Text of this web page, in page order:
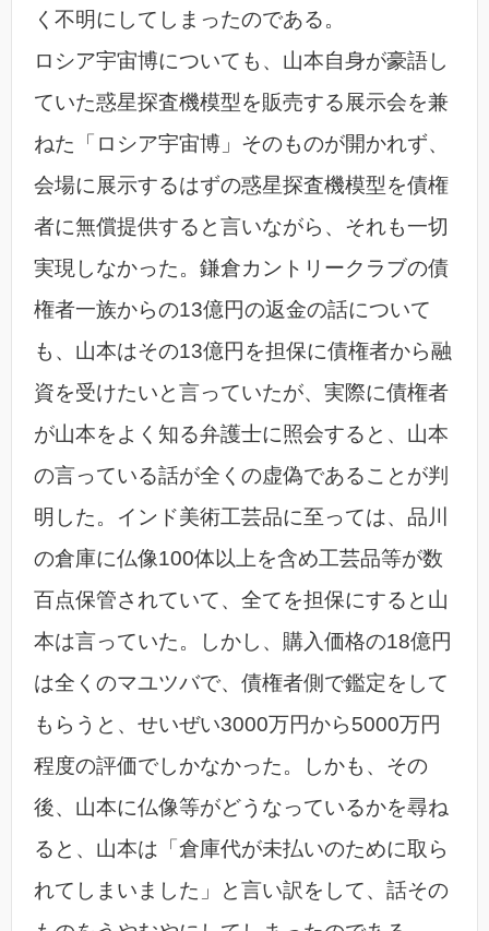
く不明にしてしまったのである。
ロシア宇宙博についても、山本自身が豪語し
ていた惑星探査機模型を販売する展示会を兼
ねた「ロシア宇宙博」そのものが開かれず、
会場に展示するはずの惑星探査機模型を債権
者に無償提供すると言いながら、それも一切
実現しなかった。鎌倉カントリークラブの債
権者一族からの13億円の返金の話について
も、山本はその13億円を担保に債権者から融
資を受けたいと言っていたが、実際に債権者
が山本をよく知る弁護士に照会すると、山本
の言っている話が全くの虚偽であることが判
明した。インド美術工芸品に至っては、品川
の倉庫に仏像100体以上を含め工芸品等が数
百点保管されていて、全てを担保にすると山
本は言っていた。しかし、購入価格の18億円
は全くのマユツバで、債権者側で鑑定をして
もらうと、せいぜい3000万円から5000万円
程度の評価でしかなかった。しかも、その
後、山本に仏像等がどうなっているかを尋ね
ると、山本は「倉庫代が未払いのために取ら
れてしまいました」と言い訳をして、話その